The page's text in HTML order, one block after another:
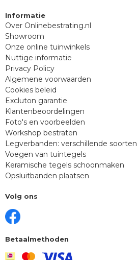
Informatie
Over Onlinebestrating.nl
Showroom
Onze online tuinwinkels
Nuttige informatie
Privacy Policy
Algemene voorwaarden
Cookies beleid
Excluton garantie
Klantenbeoordelingen
Foto's en voorbeelden
Workshop bestraten
Legverbanden: verschillende soorten
Voegen van tuintegels
Keramische tegels schoonmaken
Opsluitbanden plaatsen
Volg ons
Betaalmethoden